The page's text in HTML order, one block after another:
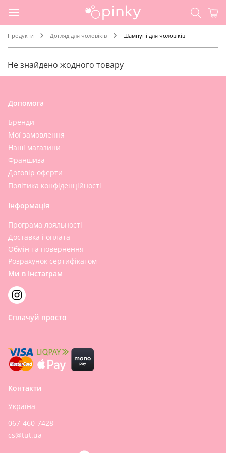
Продукти Догляд для чоловіків Шампуні для чоловіків
Не знайдено жодного товару
Допомога
Бренди
Мої замовлення
Наші магазини
Франшиза
Договір оферти
Політика конфіденційності
Інформація
Програма лояльності
Доставка і оплата
Обмін та повернення
Розрахунок сертифікатом
Ми в Інстаграм
Сплачуй просто
Контакти
Україна
067-460-7428
cs@tut.ua